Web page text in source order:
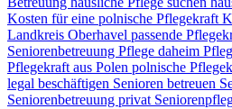
Kosten für eine polnische Pflegekraft
Landkreis Oberhavel passende
Seniorenbetreuung Pflege daheim
Pflegekraft aus Polen polnische
legal beschäftigen Senioren betreuen
Seniorenbetreuung privat